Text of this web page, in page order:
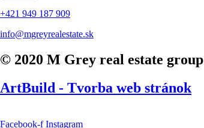
+421 949 187 909
info@mgreyrealestate.sk
© 2020 M Grey real estate group
ArtBuild - Tvorba web stránok
Facebook-f Instagram